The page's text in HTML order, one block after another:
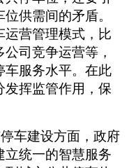
供需间的矛盾。
运营管理模式，比
司竞争运营等，
车服务水平。在此
发挥监管作用，保
车建设方面，政府
立统一的智慧服务